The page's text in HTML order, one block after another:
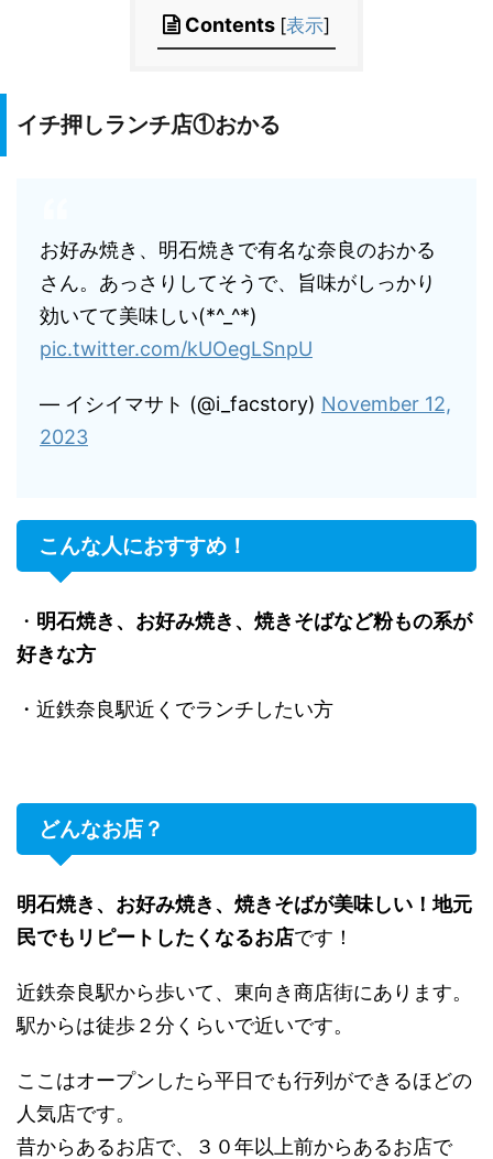
Contents [表示]
イチ押しランチ店①おかる
お好み焼き、明石焼きで有名な奈良のおかる
さん。あっさりしてそうで、旨味がしっかり
効いてて美味しい(*^_^*)
pic.twitter.com/kUOegLSnpU
— イシイマサト (@i_facstory) November 12,
2023
こんな人におすすめ！
・ 明石焼き、お好み焼き、焼きそばなど粉もの系が
好きな方
・近鉄奈良駅近くでランチしたい方
どんなお店？
明石焼き、お好み焼き、焼きそばが美味しい！地元
民でもリピートしたくなるお店です！
近鉄奈良駅から歩いて、東向き商店街にあります。
駅からは徒歩２分くらいで近いです。
ここはオープンしたら平日でも行列ができるほどの
人気店です。
昔からあるお店で、３０年以上前からあるお店で